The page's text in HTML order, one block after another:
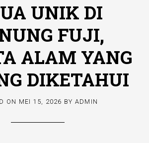
UNIK DI
FUJI,
ALAM YANG
DIKETAHUI
ON MEI 15, 2026 BY ADMIN